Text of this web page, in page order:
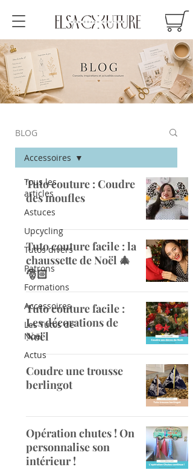
BLOG
Tous les
articles
Astuces
Upcycling
Tutos divers
Patrons
Formations
Accessoires
Les Tutos de
Noël
Actus
Accessoires
Tuto couture : Coudre
des moufles
Tuto couture facile : la
chaussette de Noël 🎄
🎅🏻
Tuto couture facile :
Les décorations de
Noël
Coudre une trousse
berlingot
Opération chutes ! On
personnalise son
intérieur !